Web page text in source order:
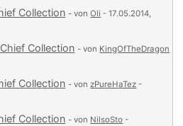
Collection - vonOli - 17.05.2014,
Collection - von KingOfTheDragon
Collection - vonzPureHaTez -
Collection - von NilsoSto -